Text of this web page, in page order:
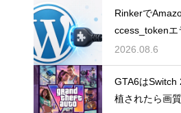
Rinkerで
ccess_tokenエ
直し方【
2026.08.6
GTA6はSwitch
植されたら画